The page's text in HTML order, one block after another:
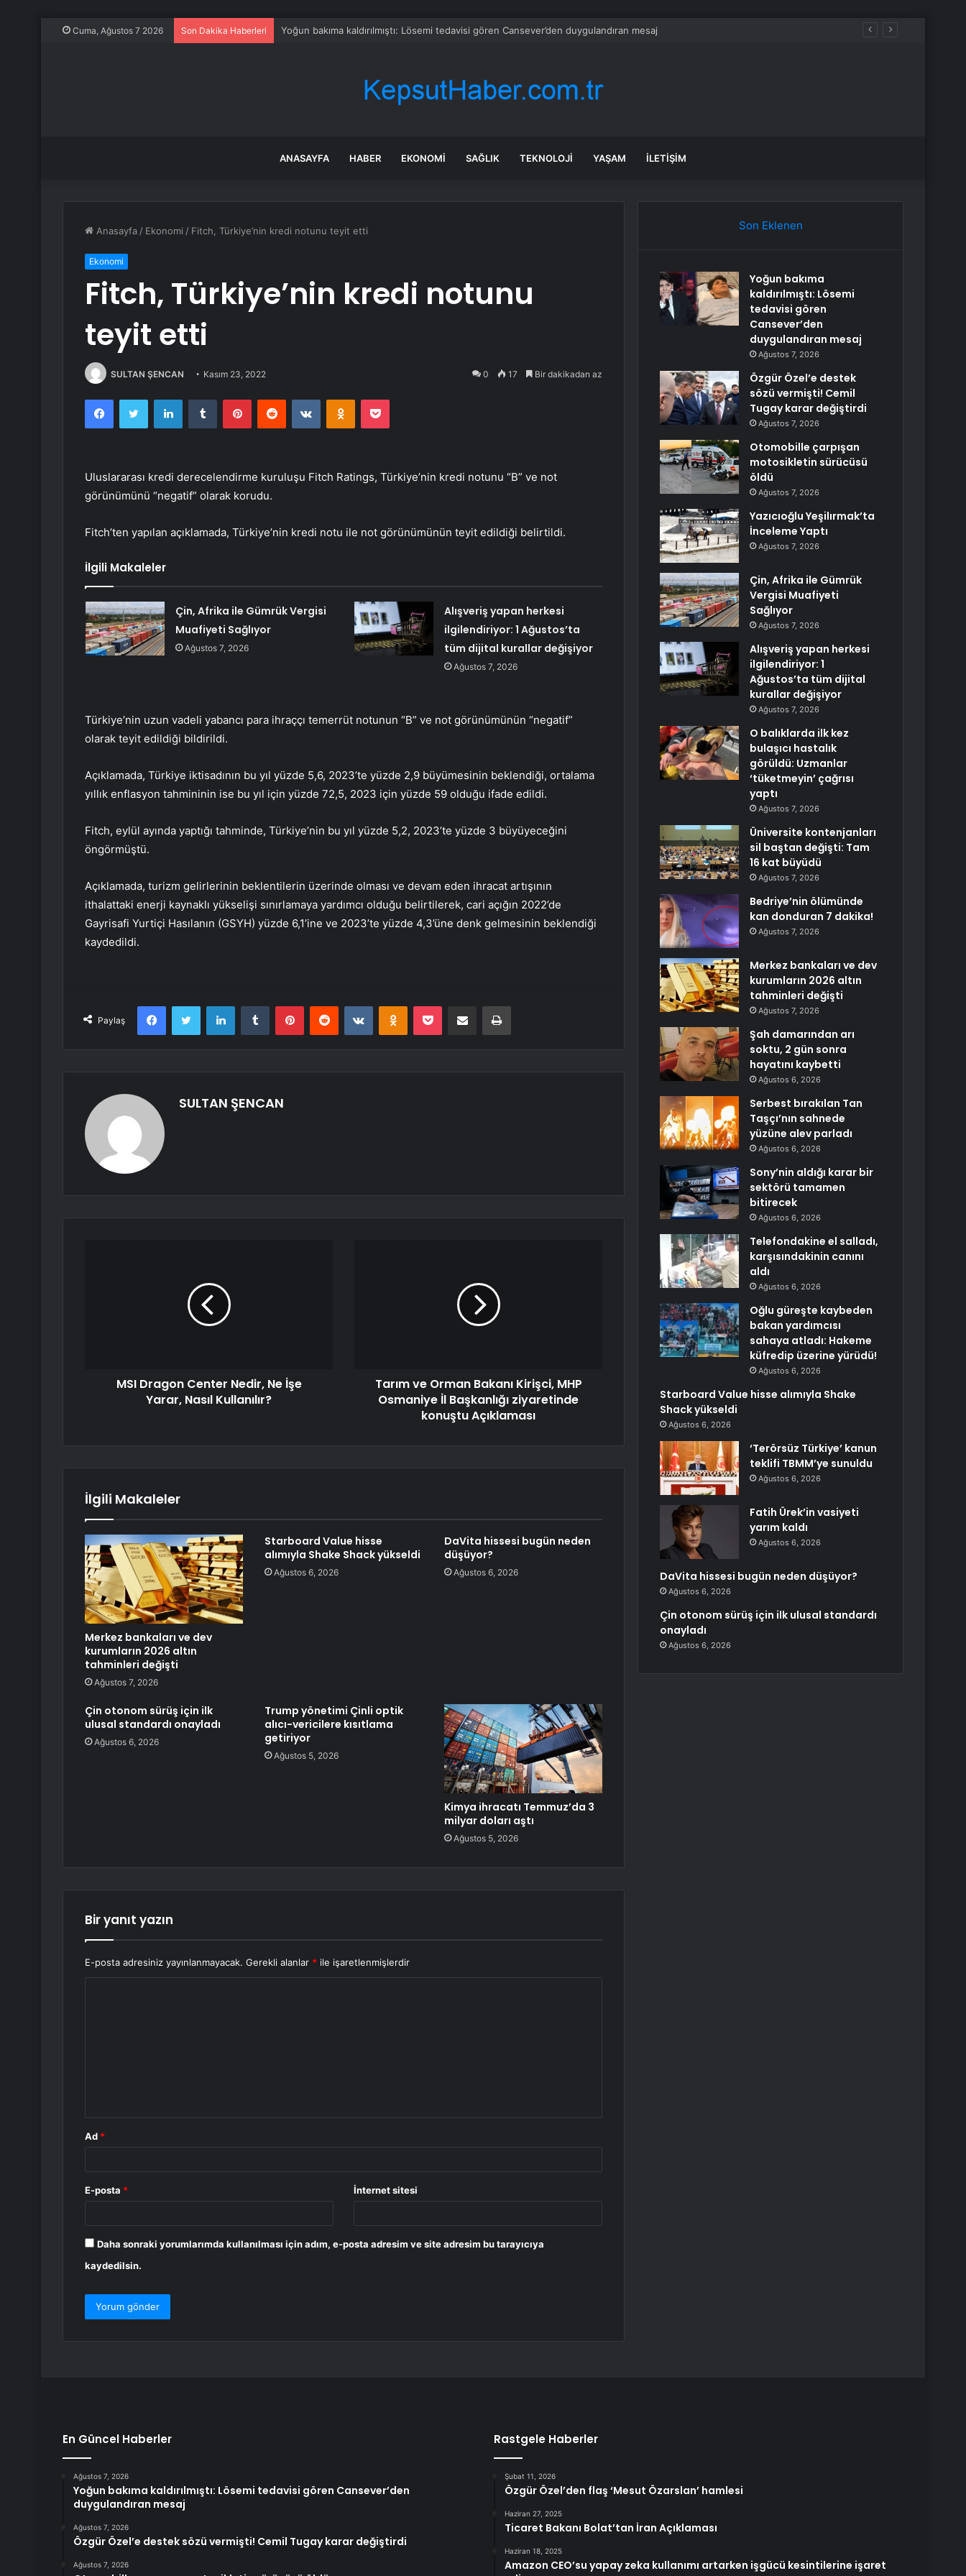
Cuma, Ağustos 7 2026 Son Dakika Haberleri Özgür Özel’e destek sözü vermişti! Cemil Tugay karar değiştirdi
ANASAYFA HABER EKONOMI SAĞLIK TEKNOLOJI YAŞAM İLETIŞIM
Anasayfa / Ekonomi / Fitch, Türkiye’nin kredi notunu teyit etti
Ekonomi
Fitch, Türkiye’nin kredi notunu
teyit etti
SULTAN ŞENCAN Kasım 23, 2022 0 17 Bir dakikadan az
FacebookTwitter LinkedInTumblr PinterestReddit VKontakteOdnoklassniki
Pocket
Uluslararası kredi derecelendirme kuruluşu Fitch Ratings, Türkiye’nin kredi notunu “B” ve not
görünümünü “negatif” olarak korudu.
Fitch’ten yapılan açıklamada, Türkiye’nin kredi notu ile not görünümünün teyit edildiği belirtildi.
İlgili Makaleler
Çin, Afrika ile Gümrük Vergisi
Muafiyeti Sağlıyor
Ağustos 7, 2026
Alışveriş yapan herkesi
ilgilendiriyor: 1 Ağustos’ta
tüm dijital kurallar değişiyor
Ağustos 7, 2026
Türkiye’nin uzun vadeli yabancı para ihraççı temerrüt notunun “B” ve not görünümünün “negatif”
olarak teyit edildiği bildirildi.
Açıklamada, Türkiye iktisadının bu yıl yüzde 5,6, 2023’te yüzde 2,9 büyümesinin beklendiği, ortalama
yıllık enflasyon tahmininin ise bu yıl için yüzde 72,5, 2023 için yüzde 59 olduğu ifade edildi.
Fitch, eylül ayında yaptığı tahminde, Türkiye’nin bu yıl yüzde 5,2, 2023’te yüzde 3 büyüyeceğini
öngörmüştü.
Açıklamada, turizm gelirlerinin beklentilerin üzerinde olması ve devam eden ihracat artışının
ithalattaki enerji kaynaklı yükselişi sınırlamaya yardımcı olduğu belirtilerek, cari açığın 2022’de
Gayrisafi Yurtiçi Hasılanın (GSYH) yüzde 6,1’ine ve 2023’te yüzde 4,3’üne denk gelmesinin beklendiği
kaydedildi.
Paylaş
FacebookTwitter LinkedInTumblr PinterestReddit VKontakteOdnoklassniki
Pocket E-Posta ile paylaş Yazdır
SULTAN ŞENCAN
MSI Dragon Center Nedir, Ne İşe
Yarar, Nasıl Kullanılır?
Tarım ve Orman Bakanı Kirişci, MHP
Osmaniye İl Başkanlığı ziyaretinde
konuştu Açıklaması
İlgili Makaleler
Merkez bankaları ve dev
kurumların 2026 altın
tahminleri değişti
Ağustos 7, 2026
Starboard Value hisse
alımıyla Shake Shack yükseldi
Ağustos 6, 2026
DaVita hissesi bugün neden
düşüyor?
Ağustos 6, 2026
Çin otonom sürüş için ilk
ulusal standardı onayladı
Ağustos 6, 2026
Trump yönetimi Çinli optik
alıcı-vericilere kısıtlama
getiriyor
Ağustos 5, 2026
Kimya ihracatı Temmuz’da 3
milyar doları aştı
Ağustos 5, 2026
Bir yanıt yazın
E-posta adresiniz yayınlanmayacak. Gerekli alanlar * ile işaretlenmişlerdir
Ad *
E-posta * İnternet sitesi
Daha sonraki yorumlarımda kullanılması için adım, e-posta adresim ve site adresim bu tarayıcıya
kaydedilsin.
Son Eklenen
Yoğun bakıma
kaldırılmıştı: Lösemi
tedavisi gören
Cansever’den
duygulandıran mesaj
Ağustos 7, 2026
Özgür Özel’e destek
sözü vermişti! Cemil
Tugay karar değiştirdi
Ağustos 7, 2026
Otomobille çarpışan
motosikletin sürücüsü
öldü
Ağustos 7, 2026
Yazıcıoğlu Yeşilırmak’ta
İnceleme Yaptı
Ağustos 7, 2026
Çin, Afrika ile Gümrük
Vergisi Muafiyeti
Sağlıyor
Ağustos 7, 2026
Alışveriş yapan herkesi
ilgilendiriyor: 1
Ağustos’ta tüm dijital
kurallar değişiyor
Ağustos 7, 2026
O balıklarda ilk kez
bulaşıcı hastalık
görüldü: Uzmanlar
‘tüketmeyin’ çağrısı
yaptı
Ağustos 7, 2026
Üniversite kontenjanları
sil baştan değişti: Tam
16 kat büyüdü
Ağustos 7, 2026
Bedriye’nin ölümünde
kan donduran 7 dakika!
Ağustos 7, 2026
Merkez bankaları ve dev
kurumların 2026 altın
tahminleri değişti
Ağustos 7, 2026
Şah damarından arı
soktu, 2 gün sonra
hayatını kaybetti
Ağustos 6, 2026
Serbest bırakılan Tan
Taşçı’nın sahnede
yüzüne alev parladı
Ağustos 6, 2026
Sony’nin aldığı karar bir
sektörü tamamen
bitirecek
Ağustos 6, 2026
Telefondakine el salladı,
karşısındakinin canını
aldı
Ağustos 6, 2026
Oğlu güreşte kaybeden
bakan yardımcısı
sahaya atladı: Hakeme
küfredip üzerine yürüdü!
Ağustos 6, 2026
Starboard Value hisse alımıyla Shake
Shack yükseldi
Ağustos 6, 2026
‘Terörsüz Türkiye’ kanun
teklifi TBMM’ye sunuldu
Ağustos 6, 2026
Fatih Ürek’in vasiyeti
yarım kaldı
Ağustos 6, 2026
DaVita hissesi bugün neden düşüyor?
Ağustos 6, 2026
Çin otonom sürüş için ilk ulusal standardı
onayladı
Ağustos 6, 2026
En Güncel Haberler
Ağustos 7, 2026
Yoğun bakıma kaldırılmıştı: Lösemi tedavisi gören Cansever’den
duygulandıran mesaj
Ağustos 7, 2026
Özgür Özel’e destek sözü vermişti! Cemil Tugay karar değiştirdi
Ağustos 7, 2026
Rastgele Haberler
Şubat 11, 2026
Özgür Özel’den flaş ‘Mesut Özarslan’ hamlesi
Haziran 27, 2025
Ticaret Bakanı Bolat’tan İran Açıklaması
Haziran 18, 2025
Amazon CEO’su yapay zeka kullanımı artarken işgücü kesintilerine işaret